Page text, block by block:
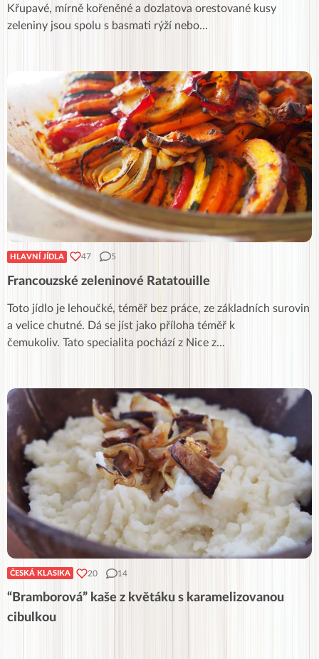
Křupavé, mírně kořeněné a dozlatova orestované kusy
zeleniny jsou spolu s basmati rýží nebo...
HLAVNÍ JÍDLA 47 5
Francouzské zeleninové Ratatouille
Toto jídlo je lehoučké, téměř bez práce, ze základních surovin
a velice chutné. Dá se jíst jako příloha téměř k
čemukoliv. Tato specialita pochází z Nice z...
ČESKÁ KLASIKA 20 14
“Bramborová” kaše z květáku s karamelizovanou
cibulkou